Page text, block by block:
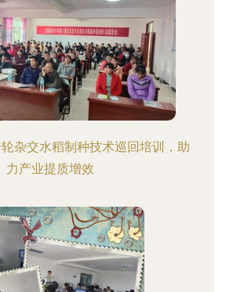
杂交水稻制种技术巡回培训，助
力产业提质增效